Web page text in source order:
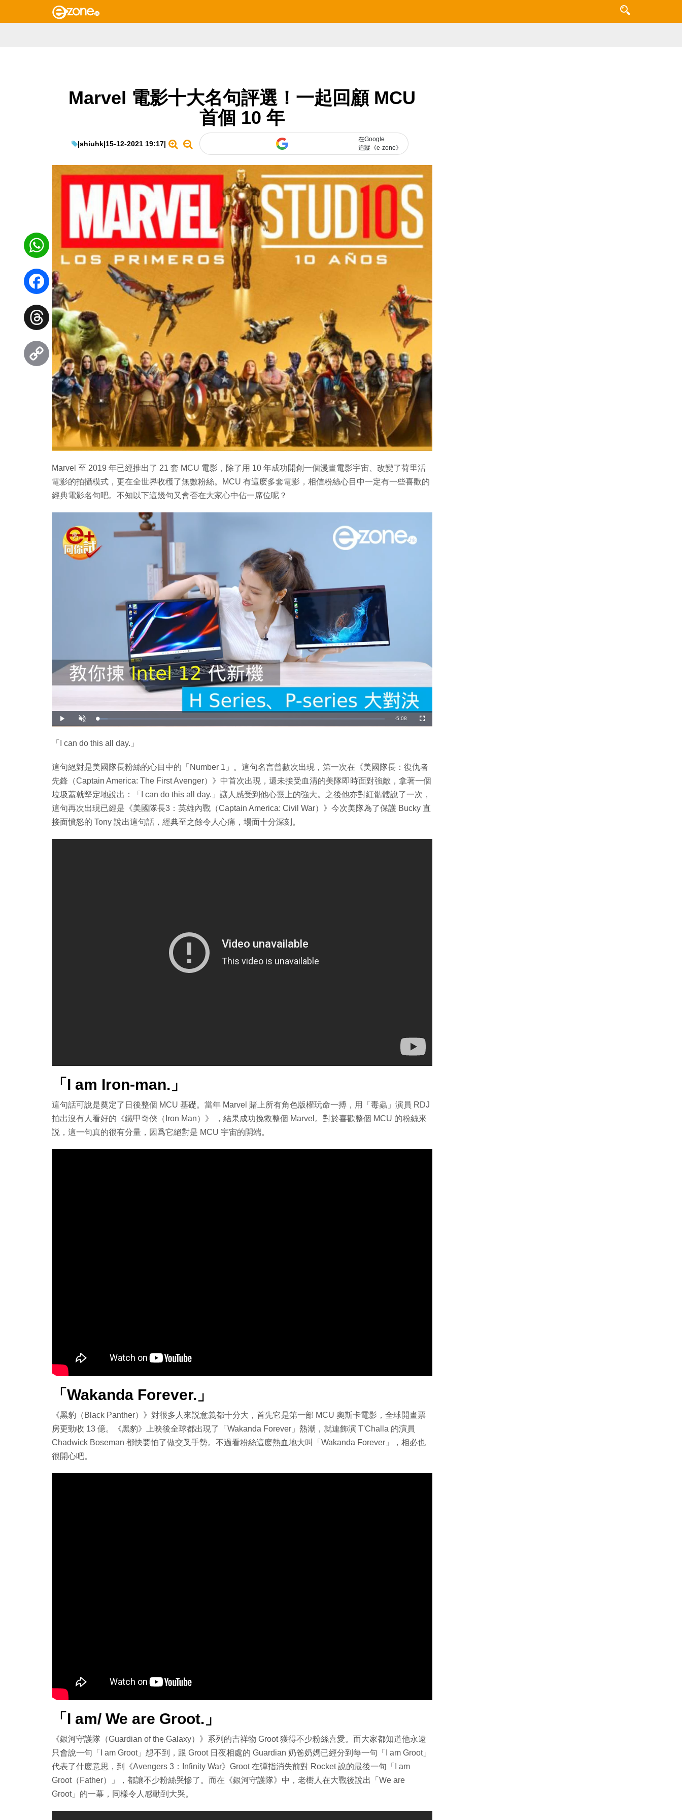
Marvel 電影十大名句評選！一起回顧 MCU
首個 10 年
|shiuhk|15-12-2021 19:17|
在Google
追蹤《e-zone》
Marvel 至 2019 年已經推出了 21 套 MCU 電影，除了用 10 年成功開創一個漫畫電影宇宙、改變了荷里活
電影的拍攝模式，更在全世界收穫了無數粉絲。MCU 有這麽多套電影，相信粉絲心目中一定有一些喜歡的
經典電影名句吧。不知以下這幾句又會否在大家心中佔一席位呢？
播
放
開
啟
載
入
:
3
%
剩
-5:08
全
螢
「I can do this all day.」
這句絕對是美國隊長粉絲的心目中的「Number 1」。這句名言曾數次出現，第一次在《美國隊長：復仇者
先鋒（Captain America: The First Avenger）》中首次出現，還未接受血清的美隊即時面對強敵，拿著一個
垃圾蓋就堅定地說出：「I can do this all day.」讓人感受到他心靈上的強大。之後他亦對紅骷髏說了一次，
這句再次出現已經是《美國隊長3：英雄內戰（Captain America: Civil War）》今次美隊為了保護 Bucky 直
接面憤怒的 Tony 說出這句話，經典至之餘令人心痛，場面十分深刻。
「I am Iron-man.」
這句話可說是奠定了日後整個 MCU 基礎。當年 Marvel 賭上所有角色版權玩命一搏，用「毒蟲」演員 RDJ
拍出沒有人看好的《鐵甲奇俠（Iron Man）》 ，結果成功挽救整個 Marvel。對於喜歡整個 MCU 的粉絲來
説，這一句真的很有分量，因爲它絕對是 MCU 宇宙的開端。
「Wakanda Forever.」
《黑豹（Black Panther）》對很多人來説意義都十分大，首先它是第一部 MCU 奧斯卡電影，全球開畫票
房更勁收 13 億。《黑豹》上映後全球都出現了「Wakanda Forever」熱潮，就連飾演 T'Challa 的演員
Chadwick Boseman 都快要怕了做交叉手勢。不過看粉絲這麽熱血地大叫「Wakanda Forever」，相必也
很開心吧。
「I am/ We are Groot.」
《銀河守護隊（Guardian of the Galaxy）》系列的吉祥物 Groot 獲得不少粉絲喜愛。而大家都知道他永遠
只會說一句「I am Groot」想不到，跟 Groot 日夜相處的 Guardian 奶爸奶媽已經分到每一句「I am Groot」
代表了什麽意思，到《Avengers 3：Infinity War》Groot 在彈指消失前對 Rocket 說的最後一句「I am
Groot（Father）」，都讓不少粉絲哭慘了。而在《銀河守護隊》中，老樹人在大戰後說出「We are
Groot」的一幕，同樣令人感動到大哭。
WhatsApp
Facebook
Threads
Copy
Link